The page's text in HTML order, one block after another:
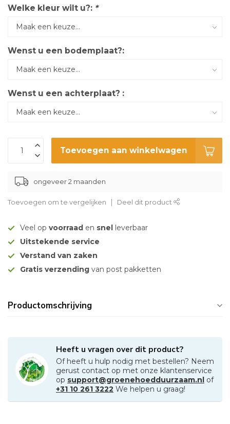
Welke kleur wilt u?: *
Wenst u een bodemplaat?:
Wenst u een achterplaat? :
Toevoegen aan winkelwagen
ongeveer 2 maanden
Toevoegen om te vergelijken Deel dit product
Veel op voorraad en snel leverbaar
Uitstekende service
Verstand van zaken
Gratis verzending van post pakketten
Productomschrijving
Heeft u vragen over dit product?
Of heeft u hulp nodig met bestellen? Neem
gerust contact op met onze klantenservice
op support@groenehoedduurzaam.nl of
+31 10 261 3222 We helpen u graag!